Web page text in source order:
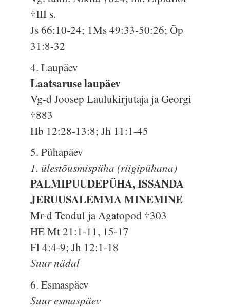
†III s.
Js 66:10-24; 1Ms 49:33-50:26; Õp
31:8-32
4. Laupäev
Laatsaruse laupäev
Vg-d Joosep Laulukirjutaja ja Georgi
†883
Hb 12:28-13:8; Jh 11:1-45
5. Pühapäev
1. ülestõusmispüha (riigipühana)
PALMIPUUDEPÜHA, ISSANDA
JERUUSALEMMA MINEMINE
Mr-d Teodul ja Agatopod †303
HE Mt 21:1-11, 15-17
Fl 4:4-9; Jh 12:1-18
Suur nädal
6. Esmaspäev
Suur esmaspäev